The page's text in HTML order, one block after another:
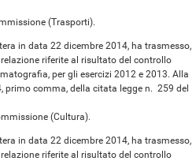
(Trasporti).
in data 22 dicembre 2014, ha trasmesso,
riferite al risultato del controllo
per gli esercizi 2012 e 2013. Alla
comma, della citata legge n. 259 del
(Cultura).
in data 22 dicembre 2014, ha trasmesso,
riferite al risultato del controllo